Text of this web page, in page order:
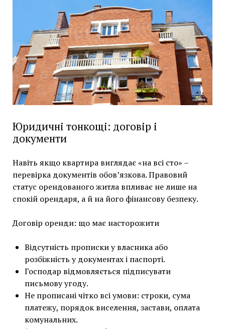
Юридичні тонкощі: договір і
документи
Навіть якщо квартира виглядає «на всі сто» –
перевірка документів обов’язкова. Правовий
статус орендованого житла впливає не лише на
спокій орендаря, а й на його фінансову безпеку.
Договір оренди: що має насторожити
Відсутність прописки у власника або
розбіжність у документах і паспорті.
Господар відмовляється підписувати
письмову угоду.
Не прописані чітко всі умови: строки, сума
платежу, порядок виселення, застави, оплата
комунальних.